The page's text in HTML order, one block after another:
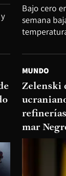
Bajo cero
semana
MUNDO
Zelenski
mar